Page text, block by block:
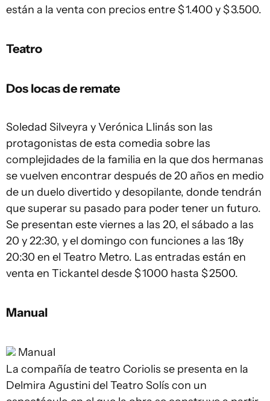
están a la venta con precios entre $ 1.400 y $ 3.500.
Teatro
Dos locas de remate
Soledad Silveyra y Verónica Llinás son las
protagonistas de esta comedia sobre las
complejidades de la familia en la que dos hermanas
se vuelven encontrar después de 20 años en medio
de un duelo divertido y desopilante, donde tendrán
que superar su pasado para poder tener un futuro.
Se presentan este viernes a las 20, el sábado a las
20 y 22:30, y el domingo con funciones a las 18y
20:30 en el Teatro Metro. Las entradas están en
venta en Tickantel desde $ 1000 hasta $ 2500.
Manual
Manual
La compañía de teatro Coriolis se presenta en la
Delmira Agustini del Teatro Solís con un